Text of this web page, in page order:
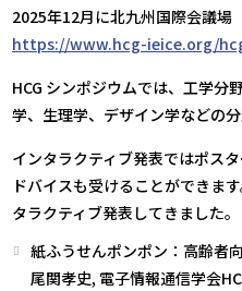
2025年12月に北九州国際会議場
https://www.hcg-ieice.org/
HCG シンポジウムでは、工学分
学、生理学、デザイン学などの
インタラクティブ発表ではポス
ドバイスも受けることができま
タラクティブ発表してきました。
紙ふうせんポンポン：高齢者
尾関孝史, 電子情報通信学会